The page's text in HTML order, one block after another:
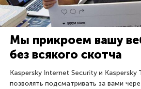
Мы прикроем вашу
без всякого скотча
Kaspersky Internet Security и Kaspersky
позволять подсматривать за вами